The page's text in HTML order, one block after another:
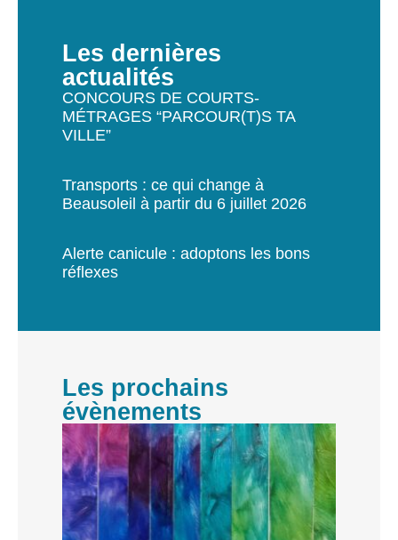
Les dernières
actualités
CONCOURS DE COURTS-
MÉTRAGES “PARCOUR(T)S TA
VILLE”
Transports : ce qui change à
Beausoleil à partir du 6 juillet 2026
Alerte canicule : adoptons les bons
réflexes
Les prochains
évènements